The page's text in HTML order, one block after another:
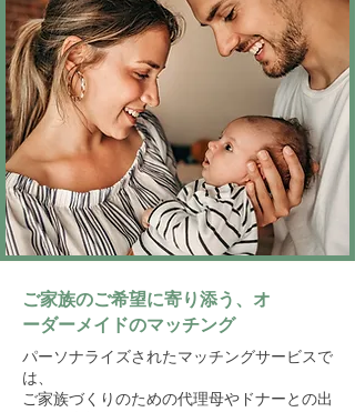
ご家族のご希望に寄り添う、オ
ーダーメイドのマッチング
パーソナライズされたマッチングサービスで
は、
ご家族づくりのための代理母やドナーとの出